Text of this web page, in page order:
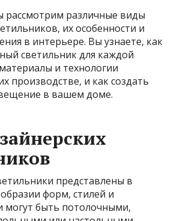
рассмотрим различные виды
их особенности и
в интерьере. Вы узнаете, как
светильник для каждой
и технологии
производстве, и как создать
в вашем доме.
представлены в
форм, стилей и
могут быть потолочными,